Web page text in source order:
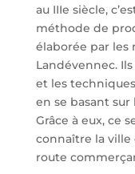
au IIIe siècle,
méthode de
élaborée par les
Landévennec.
et les
en se basant sur
Grâce à eux, ce
connaître la ville
route